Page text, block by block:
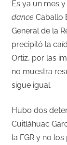
Es ya un mes
dance Caballo
General de la
precipitó la
Ortiz, por las
no muestra
sigue igual.
Hubo dos
Cuitláhuac
la FGR y no